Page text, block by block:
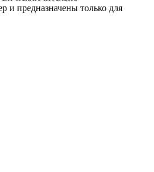
и предназначены только для